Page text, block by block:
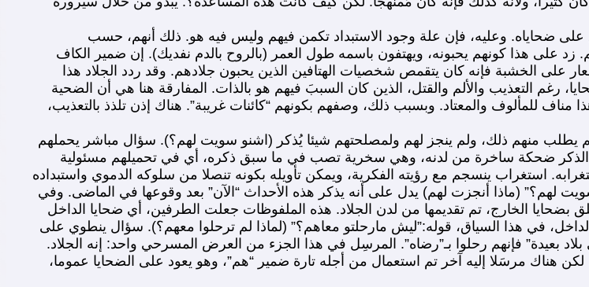
ضحاياه. وعليه، فإن علة وجود الاستبداد تكمن فيهم وليس فيه هو. ذلك أنهم، حسب
زد على هذا كونهم يحبونه، ويهتفون باسمه طول العمر (بالروح بالدم نفديك). إن ضمير الكاف
على الخشبة فإنه كان يتقمص شخصيات الهتافين الذين يحبون جلادهم. وقد ردد الجلاد هذا
رغم التعذيب والألم والقتل، الذين كان السببَ فيهم هو بالذات. المفارقة هنا هي أن الضحية
للمألوف والمعتاد. وبسبب ذلك، وصفهم بكونهم “كائنات غريبة”. هناك إذن تلذذ بالتعذيب،
لم يطلب منهم ذلك، ولم ينجز لهم ولمصلحتهم شيئا يُذكر (اشنو سويت لهم؟). سؤال مباشر يحملهم
الذكر ضحكة ساخرة من لدنه، وهي سخرية تصب في ما سبق ذكره، أي في تحميلهم مسئولية
استغراب ينسجم مع رؤيته الفكرية، ويمكن تأويله بكونه تنصلا من سلوكه الدموي واستبداده
لهم؟” (ماذا أنجزت لهم) يدل على أنه يذكر هذه الأحداث “الآن” بعد وقوعها في الماضى. وفي
الخارج، تم تقديمها من لدن الجلاد. هذه الملفوظات جعلت الطرفين، أي ضحايا الداخل
في هذا السياق، قوله:”ليش مارحلتو معاهم؟” (لماذا لم ترحلوا معهم؟). سؤال ينطوي على
بعيدة” فإنهم رحلوا بـ”رضاه”. المرسِل في هذا الجزء من العرض المسرحي واحد: إنه الجلاد.
هناك مرسَلا إليه آخر تم استعمال من أجله تارة ضمير “هم”، وهو يعود على الضحايا عموما،